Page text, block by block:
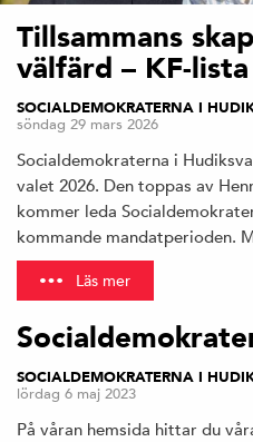
Tillsammans
välfärd – KF-
SOCIALDEMOKRATERNA I
söndag 29 mars 2026
Socialdemokraterna i
valet 2026. Den toppas av
kommer leda
kommande mandatperioden.
Läs mer
SOCIALDEMOKRATERNA I
lördag 6 maj 2023
På våran hemsida hittar du